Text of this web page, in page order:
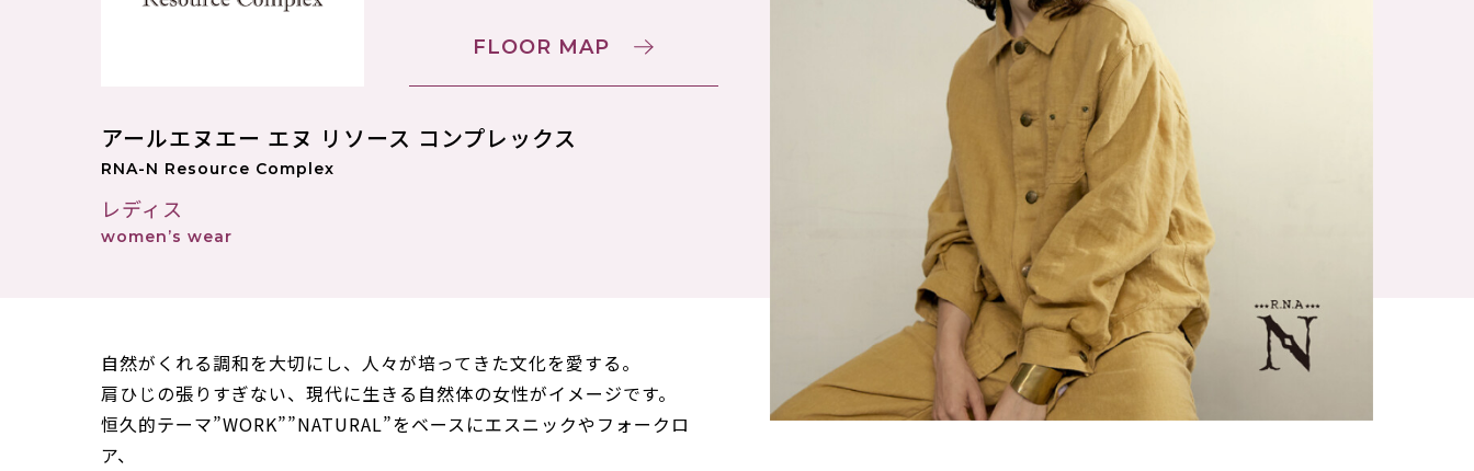
FLOOR MAP
アールエヌエー エヌ リソース コンプレックス
RNA-N Resource Complex
レディス
women’s wear
自然がくれる調和を大切にし、人々が培ってきた文化を愛する。
肩ひじの張りすぎない、現代に生きる自然体の女性がイメージです。
恒久的テーマ”WORK””NATURAL”をベースにエスニックやフォークロ
ア、